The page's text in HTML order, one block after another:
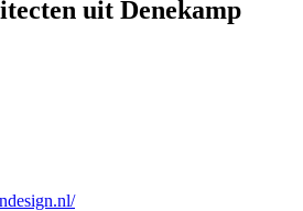
uit Denekamp